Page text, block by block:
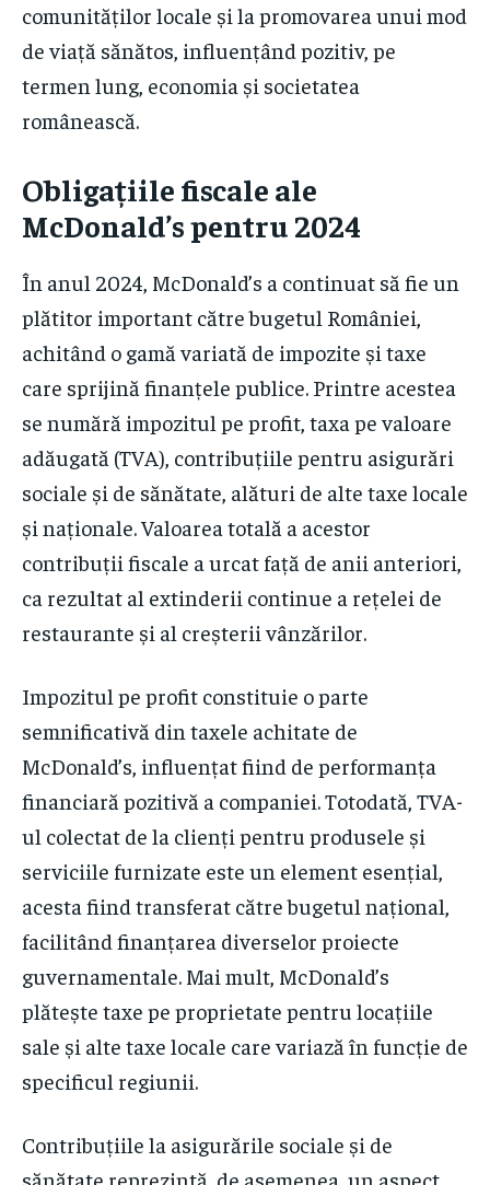
comunităților locale și la promovarea unui mod
de viață sănătos, influențând pozitiv, pe
termen lung, economia și societatea
românească.
Obligațiile fiscale ale
McDonald’s pentru 2024
În anul 2024, McDonald’s a continuat să fie un
plătitor important către bugetul României,
achitând o gamă variată de impozite și taxe
care sprijină finanțele publice. Printre acestea
se numără impozitul pe profit, taxa pe valoare
adăugată (TVA), contribuțiile pentru asigurări
sociale și de sănătate, alături de alte taxe locale
și naționale. Valoarea totală a acestor
contribuții fiscale a urcat față de anii anteriori,
ca rezultat al extinderii continue a rețelei de
restaurante și al creșterii vânzărilor.
Impozitul pe profit constituie o parte
semnificativă din taxele achitate de
McDonald’s, influențat fiind de performanța
financiară pozitivă a companiei. Totodată, TVA-
ul colectat de la clienți pentru produsele și
serviciile furnizate este un element esențial,
acesta fiind transferat către bugetul național,
facilitând finanțarea diverselor proiecte
guvernamentale. Mai mult, McDonald’s
plătește taxe pe proprietate pentru locațiile
sale și alte taxe locale care variază în funcție de
specificul regiunii.
Contribuțiile la asigurările sociale și de
sănătate reprezintă, de asemenea, un aspect